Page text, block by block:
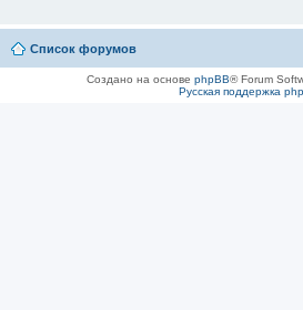
Список форумов
Создано на основе phpBB® Forum
Русская поддержка